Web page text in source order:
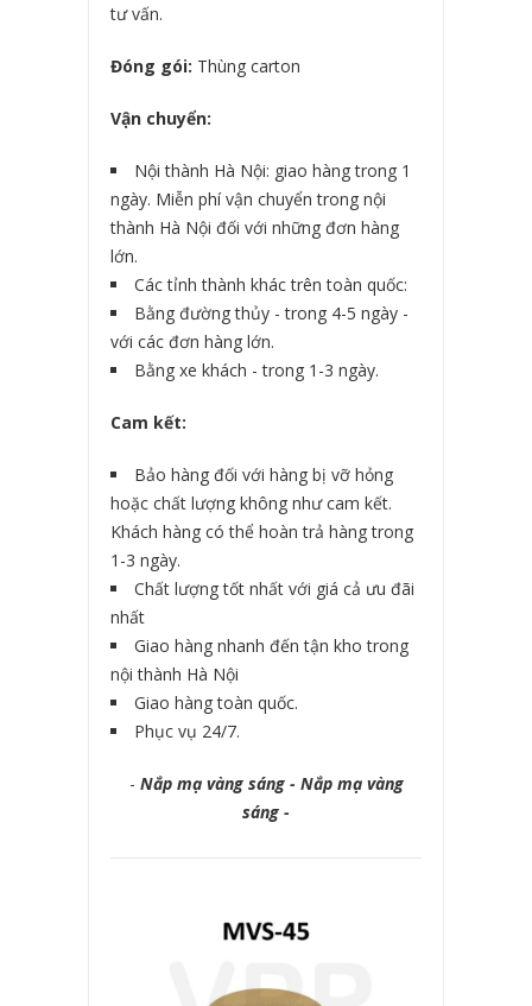
tư vấn.
Đóng gói: Thùng carton
Vận chuyển:
Nội thành Hà Nội: giao hàng trong 1
ngày. Miễn phí vận chuyển trong nội
thành Hà Nội đối với những đơn hàng
lớn.
Các tỉnh thành khác trên toàn quốc:
Bằng đường thủy - trong 4-5 ngày -
với các đơn hàng lớn.
Bằng xe khách - trong 1-3 ngày.
Cam kết:
Bảo hàng đối với hàng bị vỡ hỏng
hoặc chất lượng không như cam kết.
Khách hàng có thể hoàn trả hàng trong
1-3 ngày.
Chất lượng tốt nhất với giá cả ưu đãi
nhất
Giao hàng nhanh đến tận kho trong
nội thành Hà Nội
Giao hàng toàn quốc.
Phục vụ 24/7.
- Nắp mạ vàng sáng - Nắp mạ vàng
sáng -